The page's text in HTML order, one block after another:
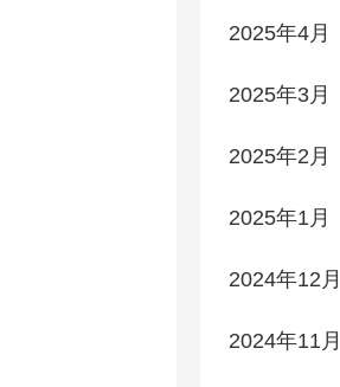
2025年4月
2025年3月
2025年2月
2025年1月
2024年12月
2024年11月